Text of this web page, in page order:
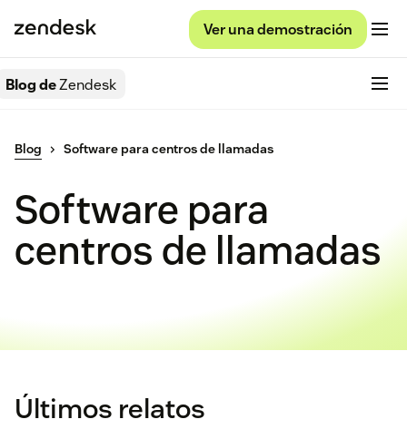
Ver una demostración
Blog deZendesk
Blog Software para centros de llamadas
Software para
centros de llamadas
Últimos relatos